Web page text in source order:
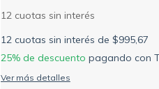
12 cuotas sin interés de $995,67
25% de descuento pagando con
Ver más detalles